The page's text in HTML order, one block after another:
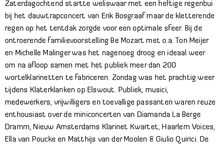
Zaterdagochtend startte weliswaar met een heftige regenbui
bij het dauwtrapconcert van Erik Bosgraaf maar de kletterende
regen op het tentdak zorgde voor een optimale sfeer. Bij de
ontroerende familievoorstelling Be Mozart met o.a. Ton Meijer
en Michelle Malinger was het nagenoeg droog en ideaal weer
om na afloop samen met het publiek meer dan 200
wortelklarinetten te fabriceren. Zondag was het prachtig weer
tijdens Klaterklanken op Elswout. Publiek, musici,
medewerkers, vrijwilligers en toevallige passanten waren reuze
enthousiast over de miniconcerten van Diamanda La Berge
Dramm, Nieuw Amsterdams Klarinet Kwartet, Haarlem Voices,
Ella van Poucke en Matthijs van der Moolen & Giulio Quirici. De